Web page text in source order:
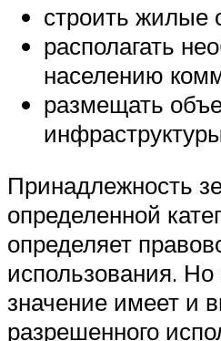
строить жилые
располагать
населению
размещать
Принадлежность
определенной
определяет
использования. Но
значение имеет и
разрешенного